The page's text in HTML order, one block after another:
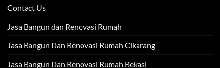
Contact Us
Jasa Bangun dan Renovasi Rumah
Jasa Bangun Dan Renovasi Rumah Cikarang
Jasa Bangun Dan Renovasi Rumah Bekasi